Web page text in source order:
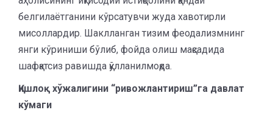
белгилаётганини кўрсатувчи жуда хавотирли
мисоллардир. Шаклланган тизим феодализмнинг
янги кўриниши бўлиб, фойда олиш мақсадида
шафқатсиз равишда қўлланилмоқда.
Қишлоқ хўжалигини “ривожлантириш”га давлат
кўмаги